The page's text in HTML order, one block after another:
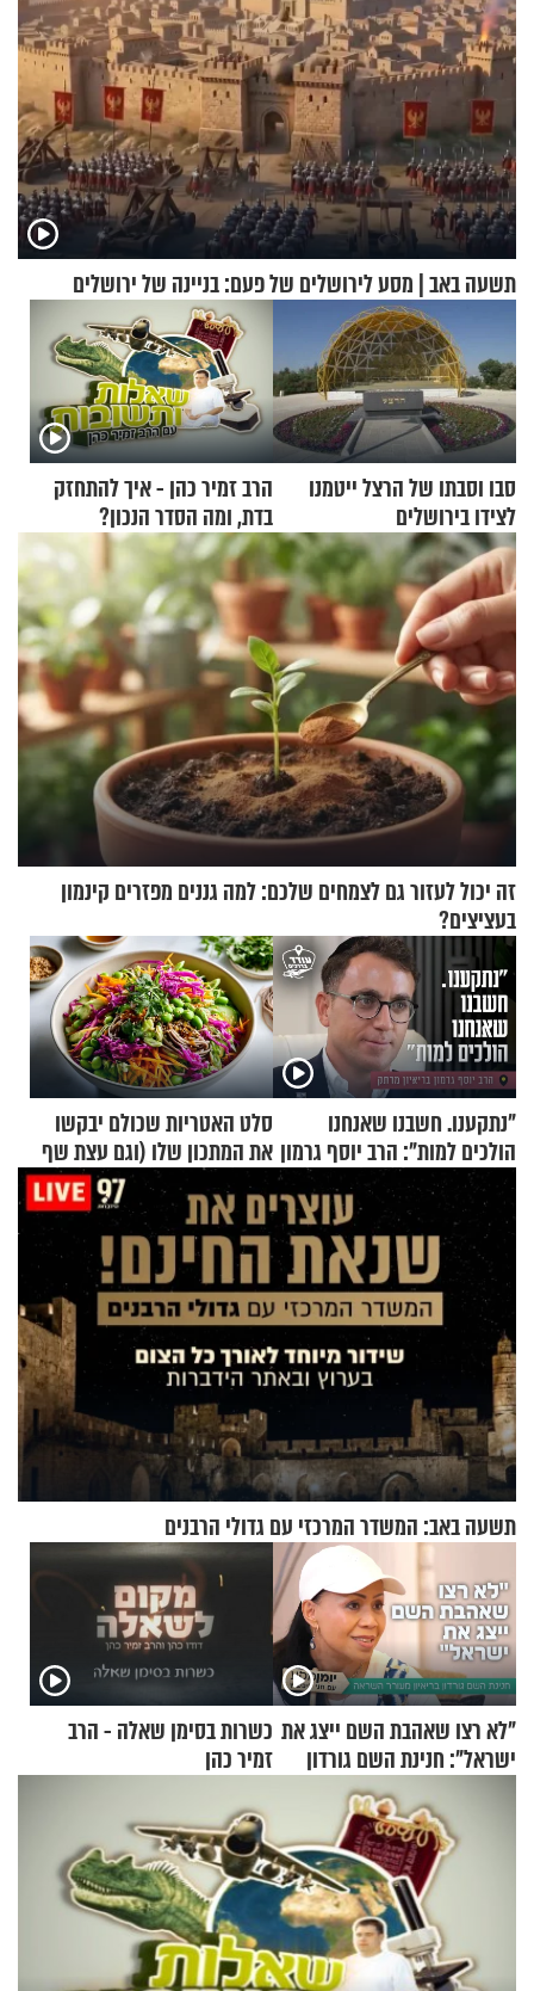
תשעה באב | מסע לירושלים של פעם: בניינה של ירושלים
סבו וסבתו של הרצל ייטמנו
לצידו בירושלים
הרב זמיר כהן - איך להתחזק
בדת, ומה הסדר הנכון?
זה יכול לעזור גם לצמחים שלכם: למה גננים מפזרים קינמון
בעציצים?
"נתקענו. חשבנו שאנחנו
הולכים למות": הרב יוסף גרמון
בריאיון מרתק
סלט האטריות שכולם יבקשו
את המתכון שלו (וגם עצת שף
להגשת הרוטב)
תשעה באב: המשדר המרכזי עם גדולי הרבנים
"לא רצו שאהבת השם ייצג את
ישראל": חנינת השם גורדון
בריאיון מעורר השראה
כשרות בסימן שאלה - הרב
זמיר כהן